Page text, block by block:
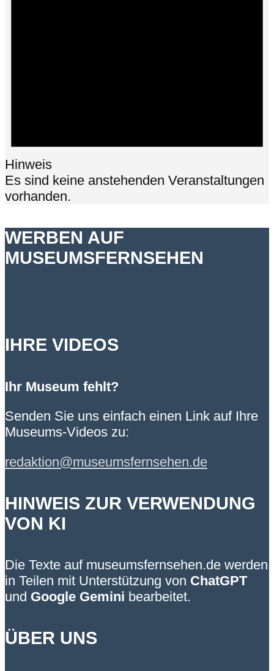
Hinweis
Es sind keine anstehenden Veranstaltungen
vorhanden.
WERBEN AUF
MUSEUMSFERNSEHEN
IHRE VIDEOS
Ihr Museum fehlt?
Senden Sie uns einfach einen Link auf Ihre
Museums-Videos zu:
redaktion@museumsfernsehen.de
HINWEIS ZUR VERWENDUNG
VON KI
Die Texte auf museumsfernsehen.de werden
in Teilen mit Unterstützung von ChatGPT
und Google Gemini bearbeitet.
ÜBER UNS